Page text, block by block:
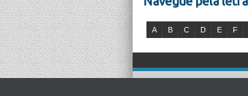
A B C D E F